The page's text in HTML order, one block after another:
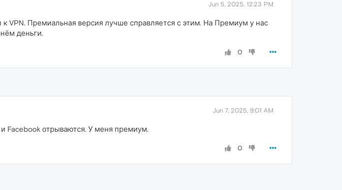
Jun 5, 2025, 12:23 PM
VPN. Премиальная версия лучше справляется с этим. На Премиум у нас
деньги.
0
Jun 7, 2025, 9:01 AM
Facebook отрываются. У меня премиум.
0